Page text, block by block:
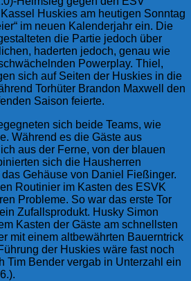
Huskies am heutigen Sonntag
im neuen Kalenderjahr ein. Die
die Partie jedoch über
haderten jedoch, genau wie
Powerplay. Thiel,
sich auf Seiten der Huskies in die
Torhüter Brandon Maxwell den
Saison feierte.
sich beide Teams, wie
Während es die Gäste aus
aus der Ferne, von der blauen
sich die Hausherren
Gehäuse von Daniel Fießinger.
Routinier im Kasten des ESVK
Probleme. So war das erste Tor
Zufallsprodukt. Husky Simon
Kasten der Gäste am schnellsten
mit einem altbewährten Bauerntrick
der Huskies wäre fast noch
Tim Bender vergab in Unterzahl ein